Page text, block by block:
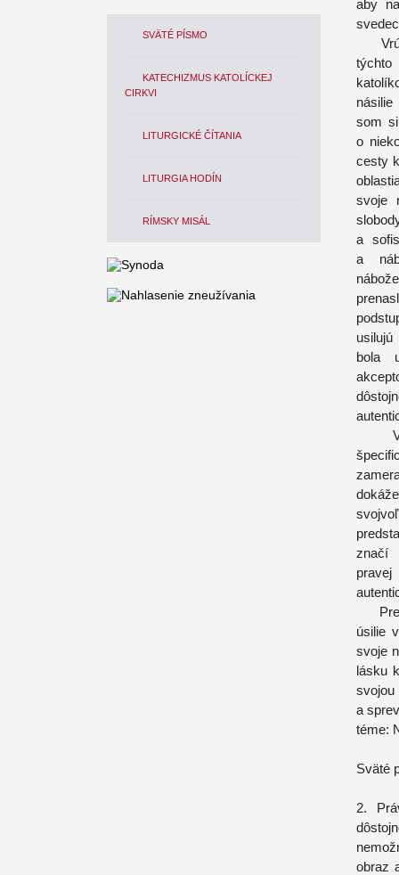
SVÄTÉ PÍSMO
KATECHIZMUS KATOLÍCKEJ
CIRKVI
LITURGICKÉ ČÍTANIA
LITURGIA HODÍN
RÍMSKY MISÁL
aby
som
o
cesty
svoje
a
a
bola
V
značí
úsilie
svoje
lásku
a
téme:
Sväté
2.
obraz